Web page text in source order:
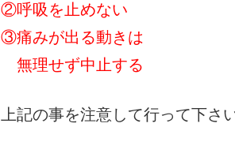
②呼吸を止めない
③痛みが出る動きは
無理せず中止する
上記の事を注意して行って下さい